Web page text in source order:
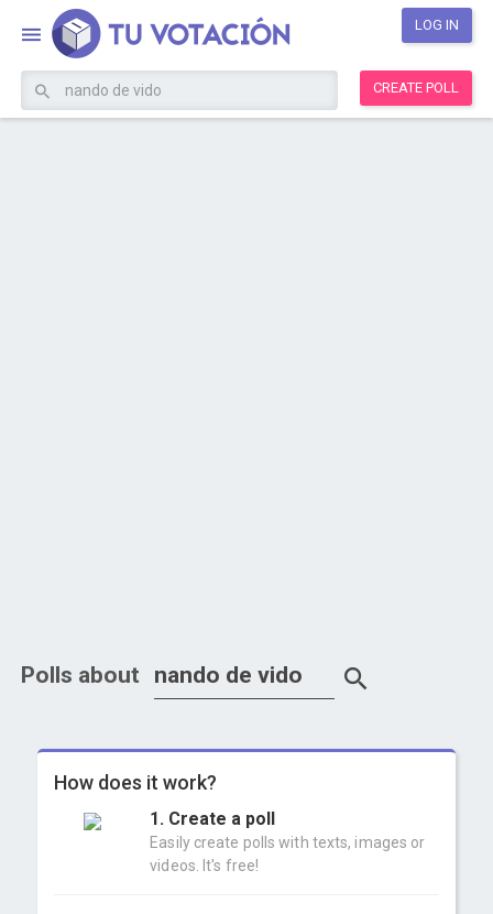
LOG IN
CREATE POLL
Polls about
How does it work?
1. Create a poll
Easily create polls with texts, images or
videos. It's free!